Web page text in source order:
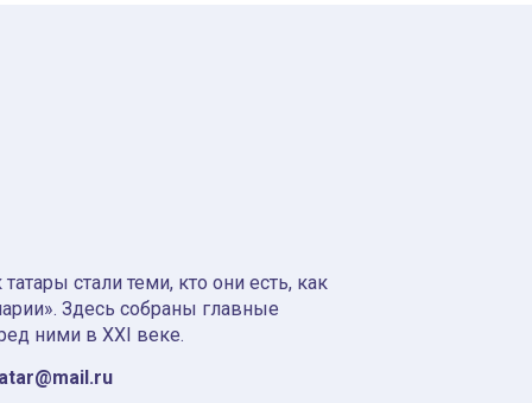
стали теми, кто они есть, как
Здесь собраны главные
ними в XXI веке.